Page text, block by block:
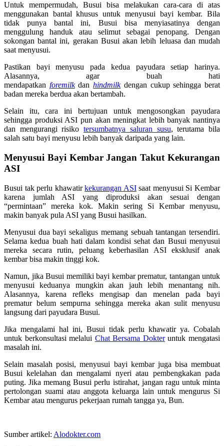
Untuk mempermudah, Busui bisa melakukan cara-cara di atas
menggunakan bantal khusus untuk menyusui bayi kembar. Bila
tidak punya bantal ini, Busui bisa menyiasatinya dengan
menggulung handuk atau selimut sebagai penopang. Dengan
sokongan bantal ini, gerakan Busui akan lebih leluasa dan mudah
saat menyusui.
Pastikan bayi menyusu pada kedua payudara setiap harinya.
Alasannya, agar buah hati
mendapatkan foremilkdanhindmilkdengan cukup sehingga berat
badan mereka berdua akan bertambah.
Selain itu, cara ini bertujuan untuk mengosongkan payudara
sehingga produksi ASI pun akan meningkat lebih banyak nantinya
dan mengurangi risikotersumbatnya saluran susu, terutama bila
salah satu bayi menyusu lebih banyak daripada yang lain.
Menyusui Bayi KembarJangan Takut Kekurangan
ASI
Busui tak perlu khawatirkekurangan ASIsaat menyusui Si Kembar
karena jumlah ASI yang diproduksi akan sesuai dengan
“permintaan” mereka kok. Makin sering Si Kembar menyusu,
makin banyak pula ASI yang Busui hasilkan.
Menyusui dua bayi sekaligus memang sebuah tantangan tersendiri.
Selama kedua buah hati dalam kondisi sehat dan Busui menyusui
mereka secara rutin, peluang keberhasilan ASI eksklusif anak
kembar bisa makin tinggi kok.
Namun, jika Busui memiliki bayi kembar prematur, tantangan untuk
menyusui keduanya mungkin akan jauh lebih menantang nih.
Alasannya, karena refleks mengisap dan menelan pada bayi
prematur belum sempurna sehingga mereka akan sulit menyusu
langsung dari payudara Busui.
Jika mengalami hal ini, Busui tidak perlu khawatir ya. Cobalah
untuk berkonsultasi melalui Chat Bersama Dokteruntuk mengatasi
masalah ini.
Selain masalah posisi, menyusui bayi kembar juga bisa membuat
Busui kelelahan dan mengalami nyeri atau pembengkakan pada
puting. Jika memang Busui perlu istirahat, jangan ragu untuk minta
pertolongan suami atau anggota keluarga lain untuk mengurus Si
Kembar atau mengurus pekerjaan rumah tangga ya, Bun.
Sumber artikel: Alodokter.com